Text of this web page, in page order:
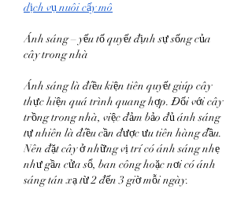
dịch vụ nuôi cấy mô
Ánh sáng – yếu tố quyết định sự sống của
cây trong nhà
Ánh sáng là điều kiện tiên quyết giúp cây
thực hiện quá trình quang hợp. Đối với cây
trồng trong nhà, việc đảm bảo đủ ánh sáng
tự nhiên là điều cần được ưu tiên hàng đầu.
Nên đặt cây ở những vị trí có ánh sáng nhẹ
như gần cửa sổ, ban công hoặc nơi có ánh
sáng tán xạ từ 2 đến 3 giờ mỗi ngày.